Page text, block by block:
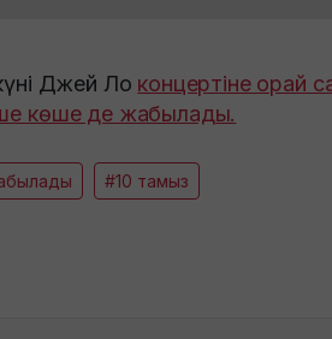
Джей Ло концертіне орай
көше де жабылады.
#10 тамыз